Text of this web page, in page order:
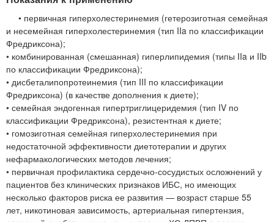
• первичная гиперхолестеринемия (гетерозиготная семейная
и несемейная гиперхолестеринемия (тип IIa по классификации
Фредриксона);
• комбинированная (смешанная) гиперлипидемия (типы IIa и IIb
по классификации Фредриксона);
• дисбеталипопротеинемия (тип III по классификации
Фредриксона) (в качестве дополнения к диете);
• семейная эндогенная гипертриглицеридемия (тип IV по
классификации Фредриксона), резистентная к диете;
• гомозиготная семейная гиперхолестеринемия при
недостаточной эффективности диетотерапии и других
нефармакологических методов лечения;
• первичная профилактика сердечно-сосудистых осложнений у
пациентов без клинических признаков ИБС, но имеющих
несколько факторов риска ее развития — возраст старше 55
лет, никотиновая зависимость, артериальная гипертензия,